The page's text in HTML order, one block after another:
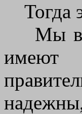
Тогда
Мы все
имеют